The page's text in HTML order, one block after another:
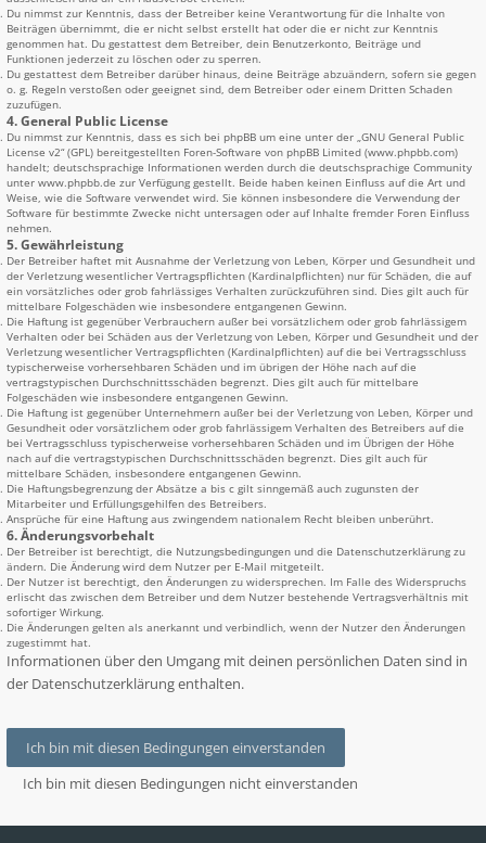
Du nimmst zur Kenntnis, dass der Betreiber keine Verantwortung für die Inhalte von
Beiträgen übernimmt, die er nicht selbst erstellt hat oder die er nicht zur Kenntnis
genommen hat. Du gestattest dem Betreiber, dein Benutzerkonto, Beiträge und
Funktionen jederzeit zu löschen oder zu sperren.
Du gestattest dem Betreiber darüber hinaus, deine Beiträge abzuändern, sofern sie gegen
o. g. Regeln verstoßen oder geeignet sind, dem Betreiber oder einem Dritten Schaden
zuzufügen.
4. General Public License
Du nimmst zur Kenntnis, dass es sich bei phpBB um eine unter der „GNU General Public
License v2“ (GPL) bereitgestellten Foren-Software von phpBB Limited (www.phpbb.com)
handelt; deutschsprachige Informationen werden durch die deutschsprachige Community
unter www.phpbb.de zur Verfügung gestellt. Beide haben keinen Einfluss auf die Art und
Weise, wie die Software verwendet wird. Sie können insbesondere die Verwendung der
Software für bestimmte Zwecke nicht untersagen oder auf Inhalte fremder Foren Einfluss
nehmen.
5. Gewährleistung
Der Betreiber haftet mit Ausnahme der Verletzung von Leben, Körper und Gesundheit und
der Verletzung wesentlicher Vertragspflichten (Kardinalpflichten) nur für Schäden, die auf
ein vorsätzliches oder grob fahrlässiges Verhalten zurückzuführen sind. Dies gilt auch für
mittelbare Folgeschäden wie insbesondere entgangenen Gewinn.
Die Haftung ist gegenüber Verbrauchern außer bei vorsätzlichem oder grob fahrlässigem
Verhalten oder bei Schäden aus der Verletzung von Leben, Körper und Gesundheit und der
Verletzung wesentlicher Vertragspflichten (Kardinalpflichten) auf die bei Vertragsschluss
typischerweise vorhersehbaren Schäden und im übrigen der Höhe nach auf die
vertragstypischen Durchschnittsschäden begrenzt. Dies gilt auch für mittelbare
Folgeschäden wie insbesondere entgangenen Gewinn.
Die Haftung ist gegenüber Unternehmern außer bei der Verletzung von Leben, Körper und
Gesundheit oder vorsätzlichem oder grob fahrlässigem Verhalten des Betreibers auf die
bei Vertragsschluss typischerweise vorhersehbaren Schäden und im Übrigen der Höhe
nach auf die vertragstypischen Durchschnittsschäden begrenzt. Dies gilt auch für
mittelbare Schäden, insbesondere entgangenen Gewinn.
Die Haftungsbegrenzung der Absätze a bis c gilt sinngemäß auch zugunsten der
Mitarbeiter und Erfüllungsgehilfen des Betreibers.
Ansprüche für eine Haftung aus zwingendem nationalem Recht bleiben unberührt.
6. Änderungsvorbehalt
Der Betreiber ist berechtigt, die Nutzungsbedingungen und die Datenschutzerklärung zu
ändern. Die Änderung wird dem Nutzer per E-Mail mitgeteilt.
Der Nutzer ist berechtigt, den Änderungen zu widersprechen. Im Falle des Widerspruchs
erlischt das zwischen dem Betreiber und dem Nutzer bestehende Vertragsverhältnis mit
sofortiger Wirkung.
Die Änderungen gelten als anerkannt und verbindlich, wenn der Nutzer den Änderungen
zugestimmt hat.
Informationen über den Umgang mit deinen persönlichen Daten sind in
der Datenschutzerklärung enthalten.